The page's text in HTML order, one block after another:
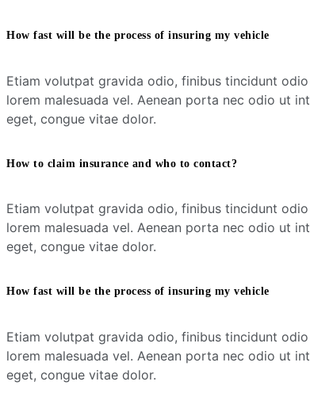
How fast will be the process of insuring my vehicle
Etiam volutpat gravida odio, finibus tincidunt
lorem malesuada vel. Aenean porta nec odio ut
eget, congue vitae dolor.
How to claim insurance and who to contact?
Etiam volutpat gravida odio, finibus tincidunt
lorem malesuada vel. Aenean porta nec odio ut
eget, congue vitae dolor.
How fast will be the process of insuring my vehicle
Etiam volutpat gravida odio, finibus tincidunt
lorem malesuada vel. Aenean porta nec odio ut
eget, congue vitae dolor.